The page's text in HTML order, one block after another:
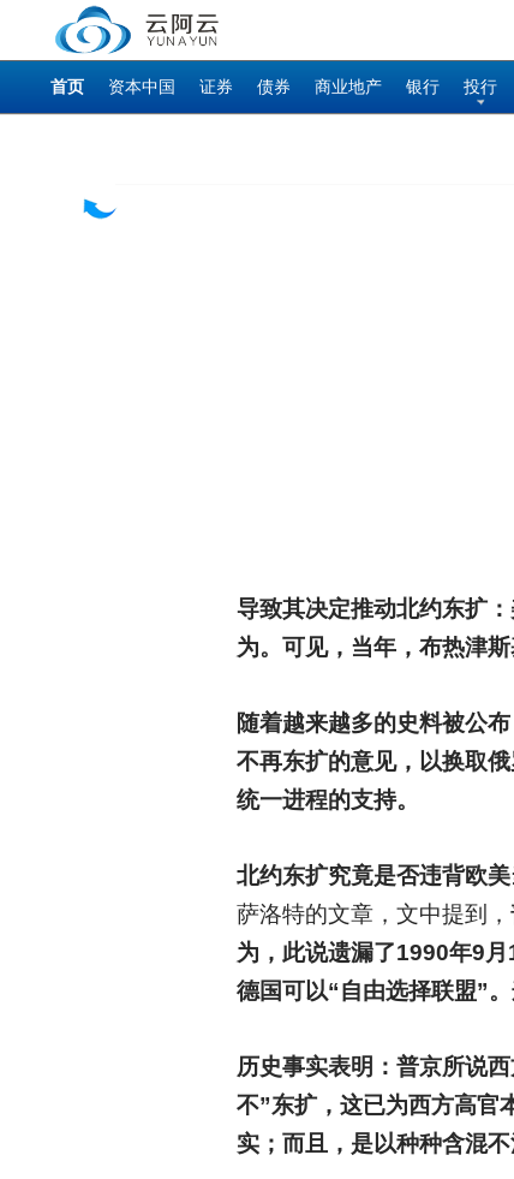
首页 资本中国 证券 债券 商业地产 银行 投行
导致其决定推动北约东扩
为。可见，当年，布热津
随着越来越多的史料被公
不再东扩的意见，以换取
统一进程的支持。
北约东扩究竟是否违背欧
萨洛特的文章，文中提到，
为，此说遗漏了1990年9
德国可以“自由选择联盟”
历史事实表明：普京所说
不”东扩，这已为西方高官
实；而且，是以种种含混